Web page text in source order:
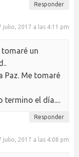
Responder
julio, 2017 a las 4:11 pm
tomaré un
Paz. Me tomaré
termino el día....
Responder
julio, 2017 a las 4:08 pm